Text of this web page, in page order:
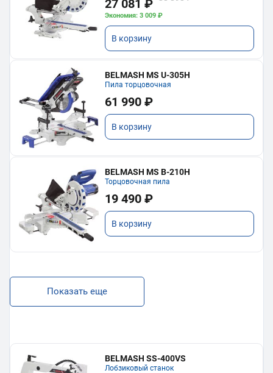
27 081 ₽
Экономия: 3 009 ₽
В корзину
BELMASH MS U-305H
Пила торцовочная
61 990 ₽
В корзину
BELMASH MS B-210H
Торцовочная пила
19 490 ₽
В корзину
Показать еще
BELMASH SS-400VS
Лобзиковый станок